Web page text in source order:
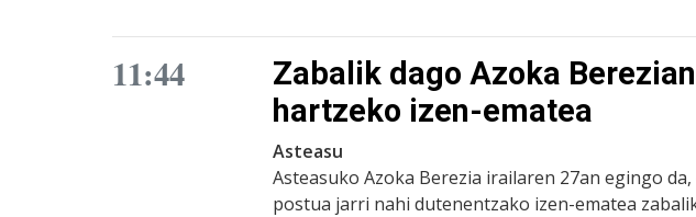
11:44
Zabalik dago Azoka
hartzeko izen-ematea
Asteasu
Asteasuko Azoka Berezia irailaren 27an egingo
postua jarri nahi dutenentzako izen-ematea